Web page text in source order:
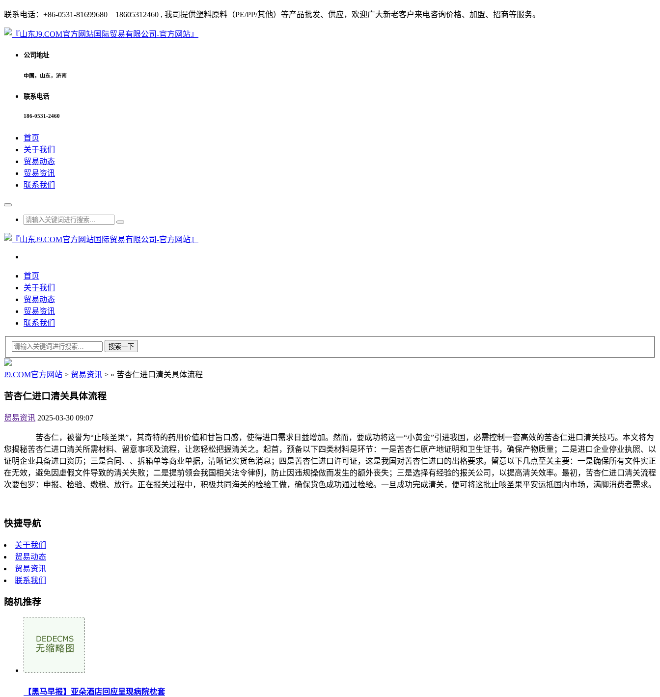
联系电话：+86-0531-81699680 18605312460 , 我司提供塑料原料（PE/PP/其他）等产品批发、供应，欢迎广大新老客户来电咨询价格、加盟、招商等服务。
公司地址
中国，山东，济南
联系电话
186-0531-2460
首页
关于我们
贸易动态
贸易资讯
联系我们
首页
关于我们
贸易动态
贸易资讯
联系我们
J9.COM官方网站 > 贸易资讯 > » 苦杏仁进口清关具体流程
苦杏仁进口清关具体流程
贸易资讯 2025-03-30 09:07
苦杏仁，被誉为“止咳圣果”，其奇特的药用价值和甘旨口感，使得进口需求日益增加。然而，要成功将这一“小黄金”引进我国，必需控制一套高效的苦杏仁进口清关技巧。本文将为
您揭秘苦杏仁进口清关所需材料、留意事项及流程，让您轻松把握清关之。起首，预备以下四类材料是环节：一是苦杏仁原产地证明和卫生证书，确保产物质量；二是进口企业停业执照、以
证明企业具备进口资历；三是合同、、拆箱单等商业单据，清晰记实货色消息；四是苦杏仁进口许可证，这是我国对苦杏仁进口的出格要求。留意以下几点至关主要：一是确保所有文件实正
在无效，避免因虚假文件导致的清关失败；二是提前领会我国相关法令律例，防止因违规操做而发生的额外丧失；三是选择有经验的报关公司，以提高清关效率。最初，苦杏仁进口清关流程
次要包罗：申报、检验、缴税、放行。正在报关过程中，积极共同海关的检验工做，确保货色成功通过检验。一旦成功完成清关，便可将这批止咳圣果平安运抵国内市场，满脚消费者需求。
快捷导航
关于我们
贸易动态
贸易资讯
联系我们
随机推荐
【黑马早报】亚朵酒店回应呈现病院枕套